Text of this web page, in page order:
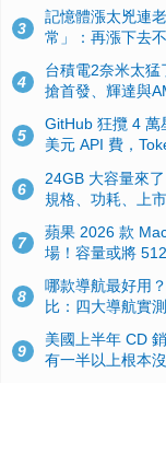
3
記憶體漲太兇連
常」：再漲下去
4
台積電2奈米太
搶首發、輝達與
5
GitHub 狂攬 4 萬
美元 API 費，
6
24GB 大容量來
規格、功耗、上
7
蘋果 2026 款
場！容量或將
8
哪款導航最好用
比：四大導航實
9
美國上半年 CD
有一半以上根本